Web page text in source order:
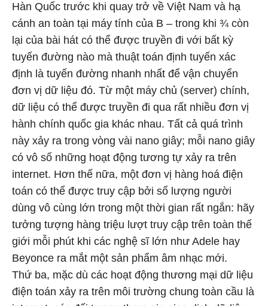
Hàn Quốc trước khi quay trở về Việt Nam và hạ
cánh an toàn tại máy tính của B – trong khi ¾ còn
lại của bài hát có thể được truyền đi với bất kỳ
tuyến đường nào mà thuật toán định tuyến xác
định là tuyến đường nhanh nhất để vận chuyển
đơn vị dữ liệu đó. Từ một máy chủ (server) chính,
dữ liệu có thể được truyền đi qua rất nhiều đơn vị
hành chính quốc gia khác nhau. Tất cả quá trình
này xảy ra trong vòng vài nano giây; mỗi nano giây
có vô số những hoạt động tương tự xảy ra trên
internet. Hơn thế nữa, một đơn vị hàng hoá điện
toán có thể được truy cập bởi số lượng người
dùng vô cùng lớn trong một thời gian rất ngắn: hãy
tưởng tượng hàng triệu lượt truy cập trên toàn thế
giới mỗi phút khi các nghệ sĩ lớn như Adele hay
Beyonce ra mắt một sản phẩm âm nhạc mới.
Thứ ba, mặc dù các hoạt động thương mại dữ liệu
điện toán xảy ra trên môi trường chung toàn cầu là